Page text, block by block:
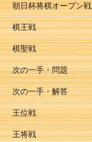
朝日杯将棋オープン戦
棋王戦
棋聖戦
次の一手・問題
次の一手・解答
王位戦
王将戦